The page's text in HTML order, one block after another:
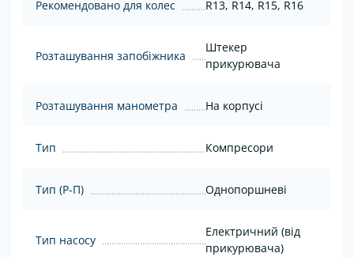
Рекомендовано для колес R13, R14, R15, R16
Розташування запобіжника
Штекер
прикурювача
Розташування манометра На корпусі
Тип Компресори
Тип (Р-П) Однопоршневі
Тип насосу
Електричний (від
прикурювача)